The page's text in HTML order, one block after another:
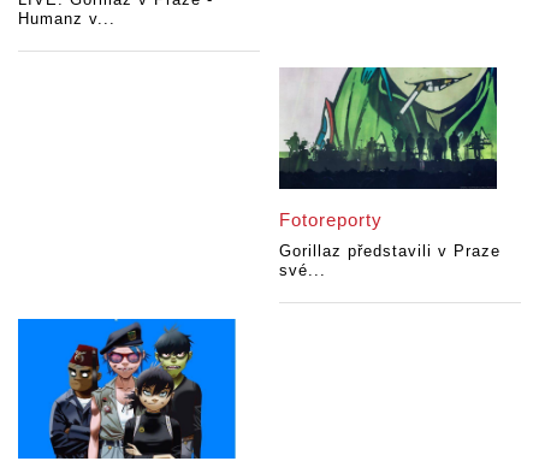
Humanz v...
Fotoreporty
Gorillaz představili v Praze
své...